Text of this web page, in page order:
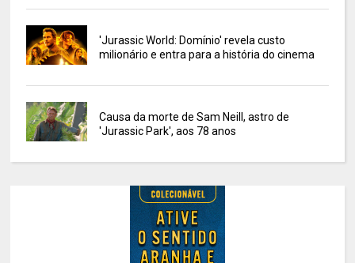
'Jurassic World: Domínio' revela custo
milionário e entra para a história do cinema
Causa da morte de Sam Neill, astro de
'Jurassic Park', aos 78 anos